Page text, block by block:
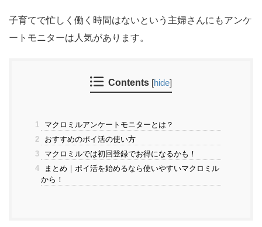
子育てで忙しく働く時間はないという主婦さんにもアンケ
ートモニターは人気があります。
Contents [hide]
1
マクロミルアンケートモニターとは？
2
おすすめのポイ活の使い方
3
マクロミルでは初回登録でお得になるかも！
4
まとめ｜ポイ活を始めるなら使いやすいマクロミル
から！